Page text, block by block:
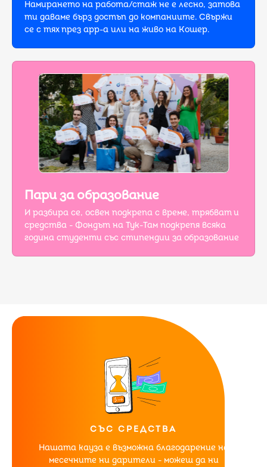
Намирането на работа/стаж не е лесно, затова
ти даваме бърз достъп дo компаниите. Свържи
се с тях през app-a или на живо на Кошер.
Пари за образование
И разбира се, освен подкрепа с време, трябват и
средства - Фондът на Тук-Там подкрепя всяка
година студенти със стипендии за образование
СЪС СРЕДСТВА
Нашата кауза е възможна благодарение на
месечните ни дарители - можеш да ни